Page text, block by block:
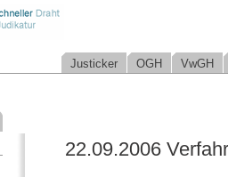
Justicker OGH VwGH
22.09.2006